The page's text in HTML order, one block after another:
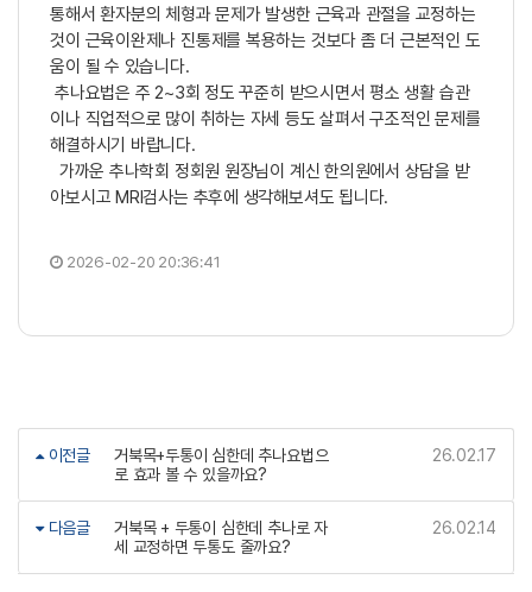
통해서 환자분의 체형과 문제가 발생한 근육과 관절을 교정하는
것이 근육이완제나 진통제를 복용하는 것보다 좀 더 근본적인 도
움이 될 수 있습니다.
추나요법은 주 2~3회 정도 꾸준히 받으시면서 평소 생활 습관
이나 직업적으로 많이 취하는 자세 등도 살펴서 구조적인 문제를
해결하시기 바랍니다.
가까운 추나학회 정회원 원장님이 계신 한의원에서 상담을 받
아보시고 MRI검사는 추후에 생각해보셔도 됩니다.
2026-02-20 20:36:41
이전글
거북목+두통이 심한데 추나요법으
로 효과 볼 수 있을까요?
26.02.17
다음글
거북목 + 두통이 심한데 추나로 자
세 교정하면 두통도 줄까요?
26.02.14